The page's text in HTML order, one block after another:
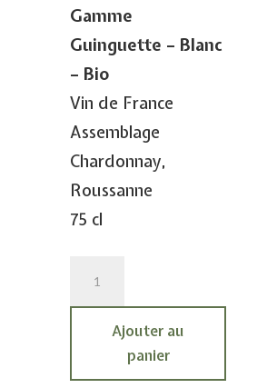
Gamme
Guinguette – Blanc
– Bio
Vin de France
Assemblage
Chardonnay,
Roussanne
75 cl
Guinguette
Ajouter au
panier